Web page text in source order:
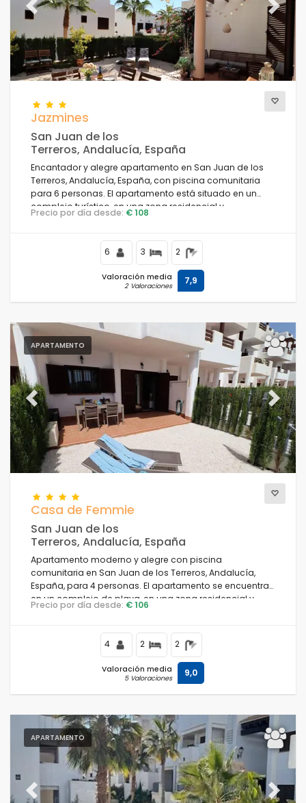
Previous Next
Jazmines
San Juan de los
Terreros, Andalucía, España
Encantador y alegre apartamento en San Juan de los
Terreros, Andalucía, España, con piscina comunitaria
para 6 personas. El apartamento está situado en un
complejo turístico, en una zona residencial y
montañosa costera, cerca de supermercados y a 200
Precio por día desde: € 108
6 3 2
Valoración media
2 Valoraciones 7,9
APARTAMENTO
Previous Next
Casa de Femmie
San Juan de los
Terreros, Andalucía, España
Apartamento moderno y alegre con piscina
comunitaria en San Juan de los Terreros, Andalucía,
España, para 4 personas. El apartamento se encuentra
en un complejo de playa, en una zona residencial y
montañosa cerca de la playa, a pocos pasos de
Precio por día desde: € 106
4 2 2
Valoración media
5 Valoraciones 9,0
APARTAMENTO
Previous Next